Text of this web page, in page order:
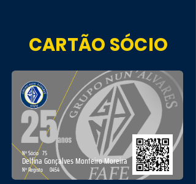
CARTÃO SÓCIO
75
Nº Sócio
Delfina Gonçalves Monteiro Moreira
0454
Nº Registo